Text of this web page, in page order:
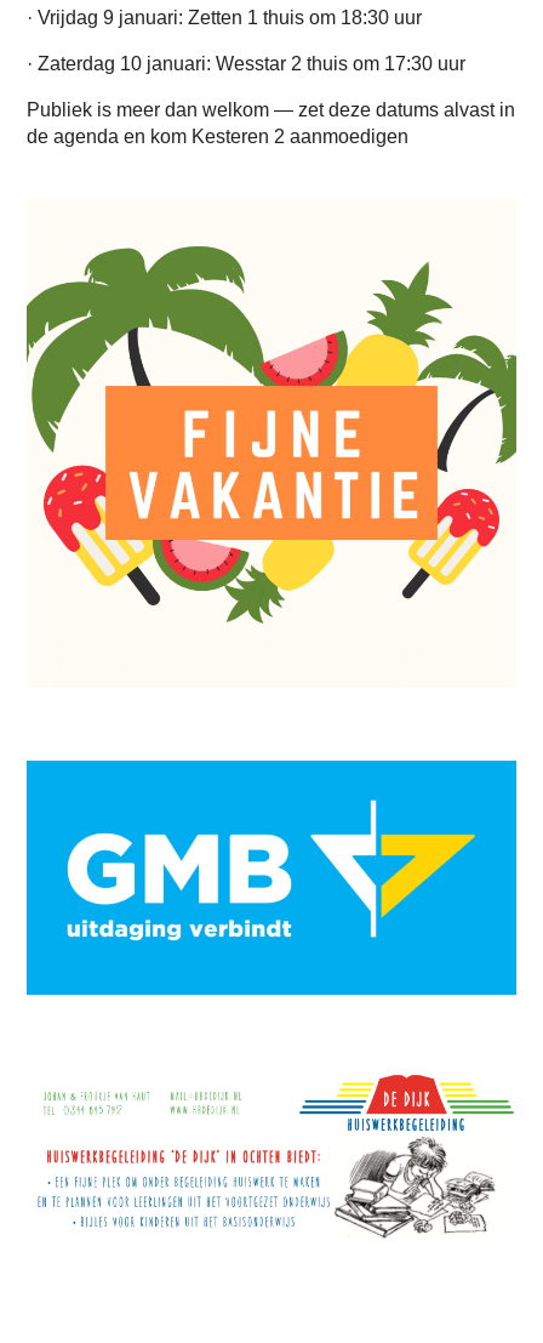
· Vrijdag 9 januari: Zetten 1 thuis om 18:30 uur
· Zaterdag 10 januari: Wesstar 2 thuis om 17:30 uur
Publiek is meer dan welkom — zet deze datums alvast in
de agenda en kom Kesteren 2 aanmoedigen